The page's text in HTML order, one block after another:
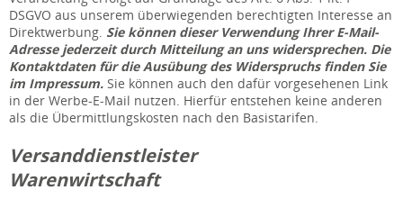
DSGVO aus unserem überwiegenden berechtigten Interesse an
Direktwerbung. Sie können dieser Verwendung Ihrer E-Mail-
Adresse jederzeit durch Mitteilung an uns widersprechen. Die
Kontaktdaten für die Ausübung des Widerspruchs finden Sie
im Impressum. Sie können auch den dafür vorgesehenen Link
in der Werbe-E-Mail nutzen. Hierfür entstehen keine anderen
als die Übermittlungskosten nach den Basistarifen.
Versanddienstleister
Warenwirtschaft